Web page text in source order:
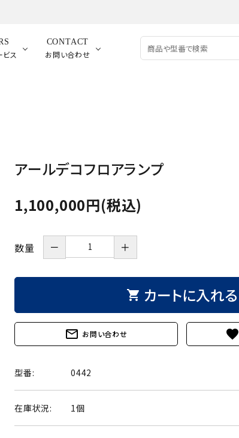
ス
CONTACT
お問い合わせ
アールデコフロアランプ
1,100,000円(税込)
数量 － ＋
shopping_cart カートに入れる
mail_outline お問い合わせ favorite
型番: 0442
在庫状況: 1個